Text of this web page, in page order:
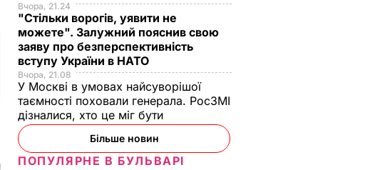
Вчора, 21.24
"Стільки ворогів, уявити не
можете". Залужний пояснив свою
заяву про безперспективність
вступу України в НАТО
Вчора, 21.08
У Москві в умовах найсуворішої
таємності поховали генерала. РосЗМІ
дізналися, хто це міг бути
Більше новин
ПОПУЛЯРНЕ В БУЛЬВАРІ